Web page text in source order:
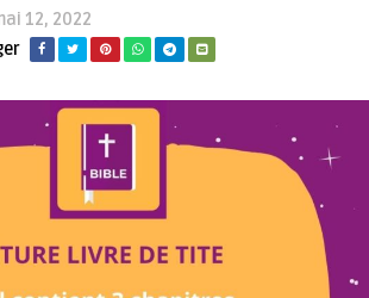
12, 2022